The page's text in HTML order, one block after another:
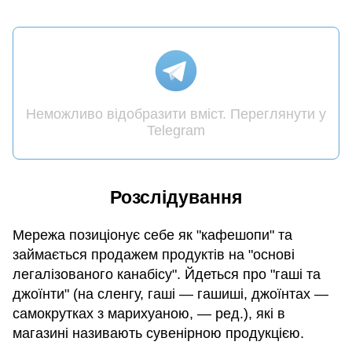
Неможливо відобразити вміст. Переглянути у
Telegram
Розслідування
Мережа позиціонує себе як "кафешопи" та
займається продажем продуктів на "основі
легалізованого канабісу". Йдеться про "гаші та
джоїнти" (на сленгу, гаші — гашиші, джоїнтах —
самокрутках з марихуаною, — ред.), які в
магазині називають сувенірною продукцією.